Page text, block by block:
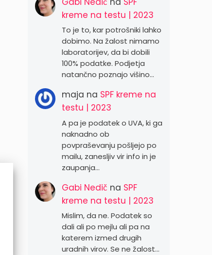
kreme na testu | 2023
To je to, kar potrošniki lahko
dobimo. Na žalost nimamo
laboratorijev, da bi dobili
100% podatke. Podjetja
natančno poznajo višino…
maja na SPF kreme na
testu | 2023
A pa je podatek o UVA, ki ga
naknadno ob
povpraševanju pošljejo po
mailu, zanesljiv vir info in je
zaupanja…
Gabi Nedič na SPF
kreme na testu | 2023
Mislim, da ne. Podatek so
dali ali po mejlu ali pa na
katerem izmed drugih
uradnih virov. Se ne žalost…